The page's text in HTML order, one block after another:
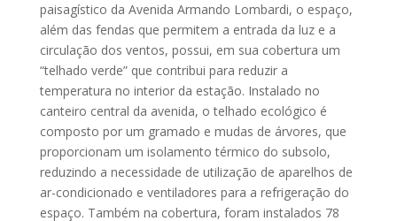
paisagístico da Avenida Armando Lombardi, o espaço,
além das fendas que permitem a entrada da luz e a
circulação dos ventos, possui, em sua cobertura um
“telhado verde” que contribui para reduzir a
temperatura no interior da estação. Instalado no
canteiro central da avenida, o telhado ecológico é
composto por um gramado e mudas de árvores, que
proporcionam um isolamento térmico do subsolo,
reduzindo a necessidade de utilização de aparelhos de
ar-condicionado e ventiladores para a refrigeração do
espaço. Também na cobertura, foram instalados 78